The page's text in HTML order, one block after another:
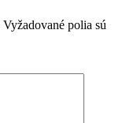
Vyžadované polia sú